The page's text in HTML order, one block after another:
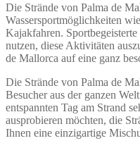
Die Strände von Palma de
Wassersportmöglichkeiten
Kajakfahren.
nutzen, diese Aktivitäten
de Mallorca auf eine ganz
Die Strände von Palma de
Besucher aus der ganzen
entspannten Tag am Strand
ausprobieren möchten, die
Ihnen eine einzigartige